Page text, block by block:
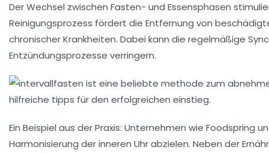
Der Wechsel zwischen Fasten- und Essensphasen
Reinigungsprozess fördert die Entfernung von
chronischer Krankheiten. Dabei kann die regelmäßige
Entzündungsprozesse verringern.
Ein Beispiel aus der Praxis: Unternehmen wie
Harmonisierung der inneren Uhr abzielen. Neben der